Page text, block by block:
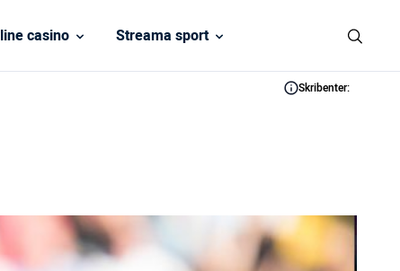
casino Streama sport
Skribenter: